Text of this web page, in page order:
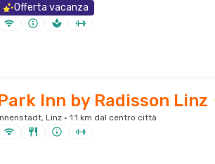
Offerta vacanza
Inn by Radisson Linz
Linz · 1.1 km dal centro città